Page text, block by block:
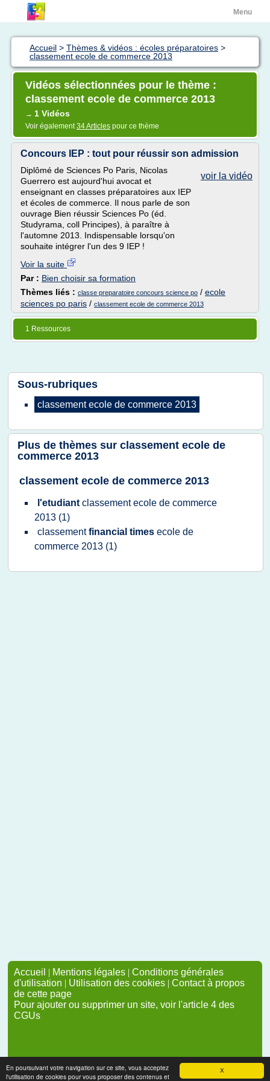
X
En poursuivant votre navigation sur ce site, vous acceptez
l'utilisation de cookies pour vous proposer des contenus et
Menu
Accueil > Thèmes & vidéos : écoles préparatoires >
classement ecole de commerce 2013
Vidéos sélectionnées pour le thème :
classement ecole de commerce 2013
→ 1 Vidéos
Voir également34 Articles pour ce thème
Concours IEP : tout pour réussir son admission
voir la vidéo
Diplômé de Sciences Po Paris, Nicolas
Guerrero est aujourd'hui avocat et
enseignant en classes préparatoires aux IEP
et écoles de commerce. Il nous parle de son
ouvrage Bien réussir Sciences Po (éd.
Studyrama, coll Principes), à paraître à
l'automne 2013. Indispensable lorsqu'on
souhaite intégrer l'un des 9 IEP !
Voir la suite
Par : Bien choisir sa formation
Thèmes liés : classe preparatoire concours science po / ecole
sciences po paris / classement ecole de commerce 2013
1 Ressources
Sous-rubriques
classement ecole de commerce 2013
Plus de thèmes sur classement ecole de
commerce 2013
classement ecole de commerce 2013
l'etudiant classement ecole de commerce
2013 (1)
classementfinancial times ecole de
commerce 2013 (1)
Accueil | Mentions légales | Conditions générales
d'utilisation | Utilisation des cookies | Contact à propos
de cette page
Pour ajouter ou supprimer un site, voir l'article 4 des
CGUs